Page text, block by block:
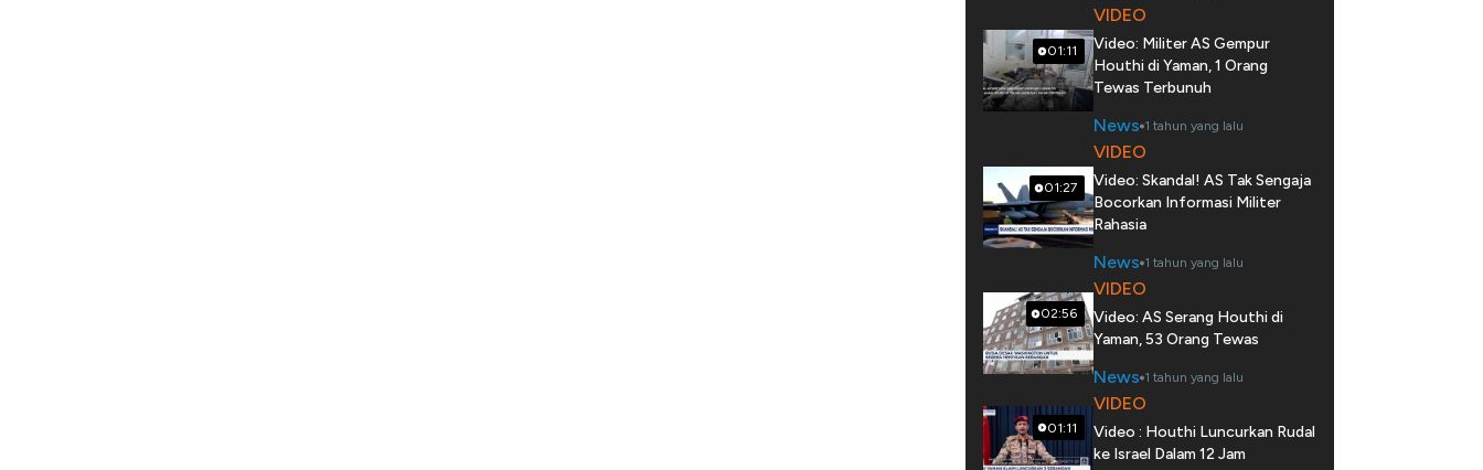
01:11
VIDEO
Video: Militer AS Gempur
Houthi di Yaman, 1 Orang
Tewas Terbunuh
News 1 tahun yang lalu
01:27
VIDEO
Video: Skandal! AS Tak Sengaja
Bocorkan Informasi Militer
Rahasia
News 1 tahun yang lalu
02:56
VIDEO
Video: AS Serang Houthi di
Yaman, 53 Orang Tewas
News 1 tahun yang lalu
01:11
VIDEO
Video : Houthi Luncurkan Rudal
ke Israel Dalam 12 Jam